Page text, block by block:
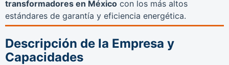
transformadores en México con los más altos
estándares de garantía y eficiencia energética.
Descripción de la Empresa y
Capacidades